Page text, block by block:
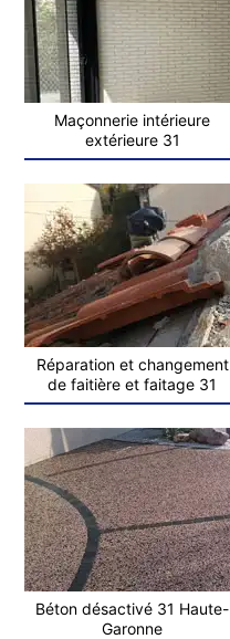
Maçonnerie intérieure
extérieure 31
Réparation et changement
de faitière et faitage 31
Béton désactivé 31 Haute-
Garonne